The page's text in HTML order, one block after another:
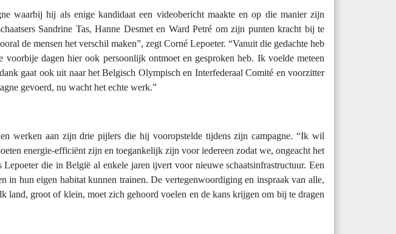
waarbij hij als enige kandidaat een videobericht maakte en op die manier zijn
Sandrine Tas, Hanne Desmet en Ward Petré om zijn punten kracht bij te
de mensen het verschil maken”, zegt Corné Lepoeter. “Vanuit die gedachte heb
dagen hier ook persoonlijk ontmoet en gesproken heb. Ik voelde meteen
gaat ook uit naar het Belgisch Olympisch en Interfederaal Comité en voorzitter
gevoerd, nu wacht het echte werk.”
werken aan zijn drie pijlers die hij vooropstelde tijdens zijn campagne. “Ik wil
energie-efficiënt zijn en toegankelijk zijn voor iedereen zodat we, ongeacht het
die in België al enkele jaren ijvert voor nieuwe schaatsinfrastructuur. Een
hun eigen habitat kunnen trainen. De vertegenwoordiging en inspraak van alle,
land, groot of klein, moet zich gehoord voelen en de kans krijgen om bij te dragen